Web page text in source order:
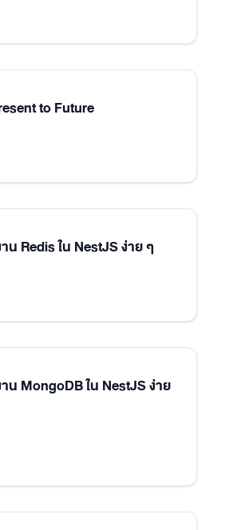
to Future
น Redis ใน NestJS ง่าย ๆ
น MongoDB ใน NestJS ง่าย